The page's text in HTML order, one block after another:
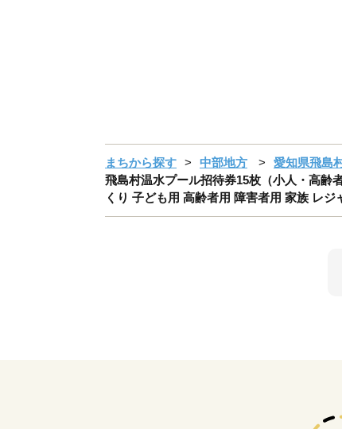
まちから探す 中部地方 愛知県飛島
飛島村温水プール招待券15枚（小人・高
くり 子ども用 高齢者用 障害者用 家族 レ